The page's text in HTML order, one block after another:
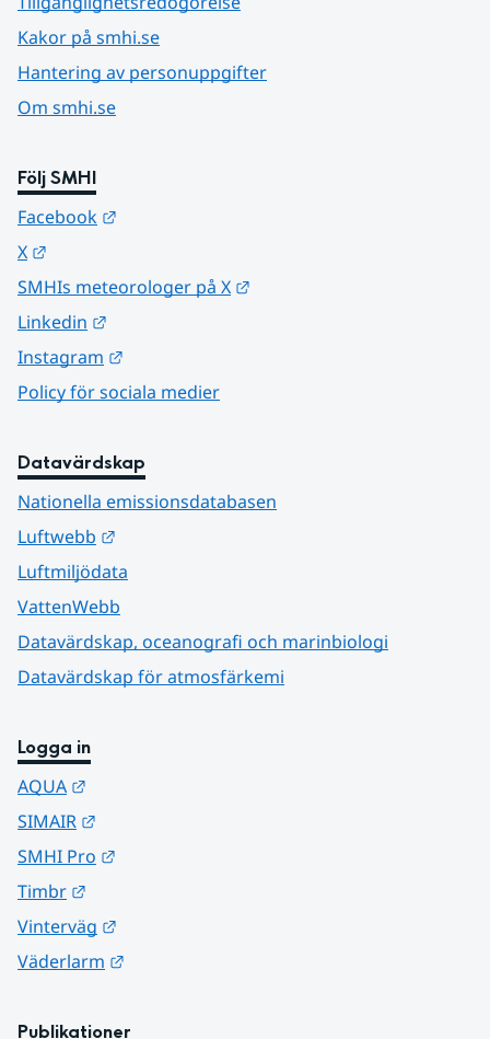
Kakor på smhi.se
Hantering av personuppgifter
Om smhi.se
Följ SMHI
Facebook
X
SMHIs meteorologer på X
Linkedin
Instagram
Policy för sociala medier
Datavärdskap
Nationella emissionsdatabasen
Luftwebb
Luftmiljödata
VattenWebb
Datavärdskap, oceanografi och marinbiologi
Datavärdskap för atmosfärkemi
Logga in
AQUA
SIMAIR
SMHI Pro
Timbr
Vinterväg
Väderlarm
Publikationer